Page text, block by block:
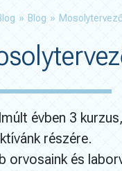
» Blog »
évben 3
részére.
orvosaink és